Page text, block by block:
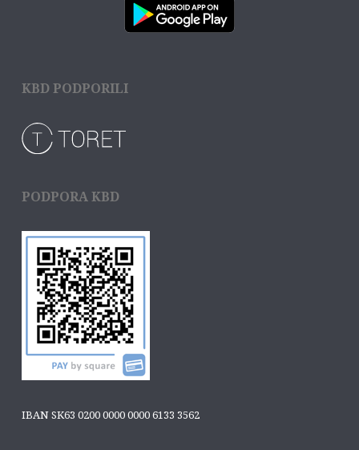
KBD PODPORILI
PODPORA KBD
IBAN SK63 0200 0000 0000 6133 3562